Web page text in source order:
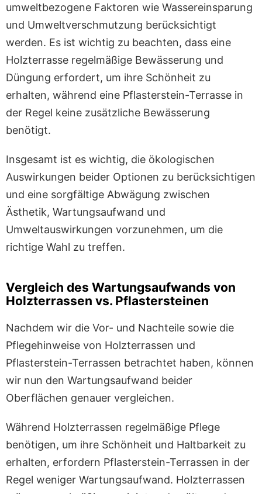
umweltbezogene Faktoren wie Wassereinsparung
und Umweltverschmutzung berücksichtigt
werden. Es ist wichtig zu beachten, dass eine
Holzterrasse regelmäßige Bewässerung und
Düngung erfordert, um ihre Schönheit zu
erhalten, während eine Pflasterstein-Terrasse in
der Regel keine zusätzliche Bewässerung
benötigt.
Insgesamt ist es wichtig, die ökologischen
Auswirkungen beider Optionen zu berücksichtigen
und eine sorgfältige Abwägung zwischen
Ästhetik, Wartungsaufwand und
Umweltauswirkungen vorzunehmen, um die
richtige Wahl zu treffen.
Vergleich des Wartungsaufwands von
Holzterrassen vs. Pflastersteinen
Nachdem wir die Vor- und Nachteile sowie die
Pflegehinweise von Holzterrassen und
Pflasterstein-Terrassen betrachtet haben, können
wir nun den Wartungsaufwand beider
Oberflächen genauer vergleichen.
Während Holzterrassen regelmäßige Pflege
benötigen, um ihre Schönheit und Haltbarkeit zu
erhalten, erfordern Pflasterstein-Terrassen in der
Regel weniger Wartungsaufwand. Holzterrassen